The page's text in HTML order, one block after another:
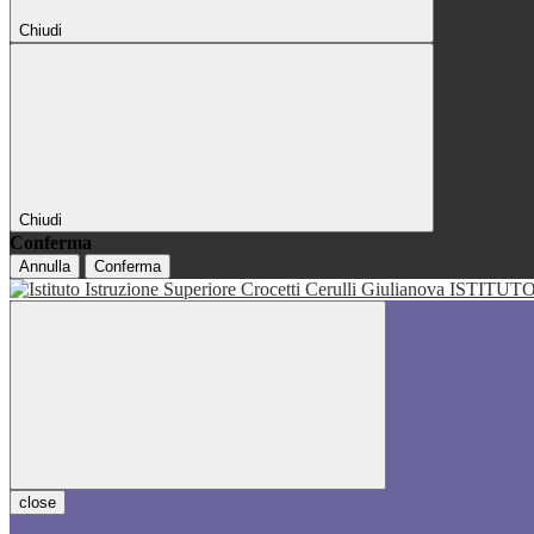
Chiudi
Chiudi
Conferma
Annulla Conferma
close